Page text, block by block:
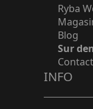
Ryba
Blog
Sur
Contact
INFO